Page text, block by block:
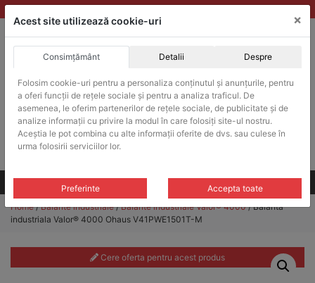
Skip
to
ACHIZITII PUBLICE
Produsele pot fi achizitionate si in sistemul SEAP / SICAP
Products
search
CAUTARE
Toate produsele
Home/Balante industriale/Balante industriale Valor® 4000/ Balanta
industriala Valor® 4000 Ohaus V41PWE1501T-M
Cere oferta pentru acest produs
Acest site utilizează cookie-uri ×
Consimțământ Detalii Despre
Folosim cookie-uri pentru a personaliza conținutul și anunțurile, pentru
a oferi funcții de rețele sociale și pentru a analiza traficul. De
asemenea, le oferim partenerilor de rețele sociale, de publicitate și de
analize informații cu privire la modul în care folosiți site-ul nostru.
Aceștia le pot combina cu alte informații oferite de dvs. sau culese în
urma folosirii serviciilor lor.
Preferinte Accepta toate